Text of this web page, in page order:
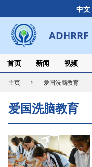
中文
to
content
ADHRRF
Secondary
Navigation
Menu
首页 新闻 视频
主页 爱国洗脑教育
爱国洗脑教育